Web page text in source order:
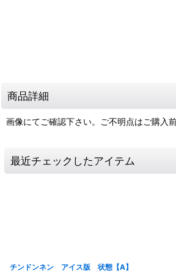
商品詳細
画像にてご確認下さい。ご不明点はご購入
最近チェックしたアイテム
チンドンネン アイス版 状態【A】